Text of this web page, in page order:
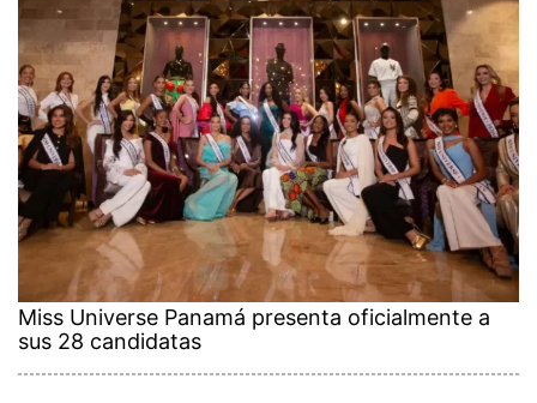
Miss Universe Panamá presenta oficialmente a
sus 28 candidatas